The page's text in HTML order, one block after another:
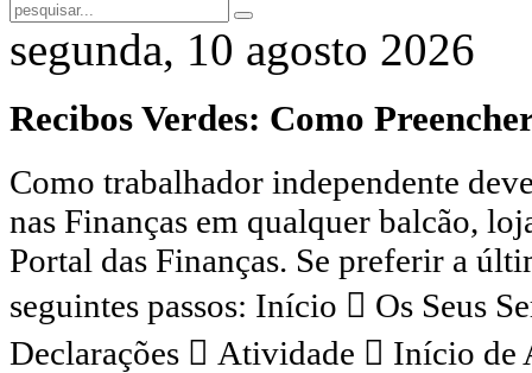
segunda, 10 agosto 2026
Recibos Verdes: Como
Como trabalhador independente
nas Finanças em qualquer balcão,
Portal das Finanças. Se preferir a
seguintes passos: Início  Os Seus
Declarações  Atividade  Início de